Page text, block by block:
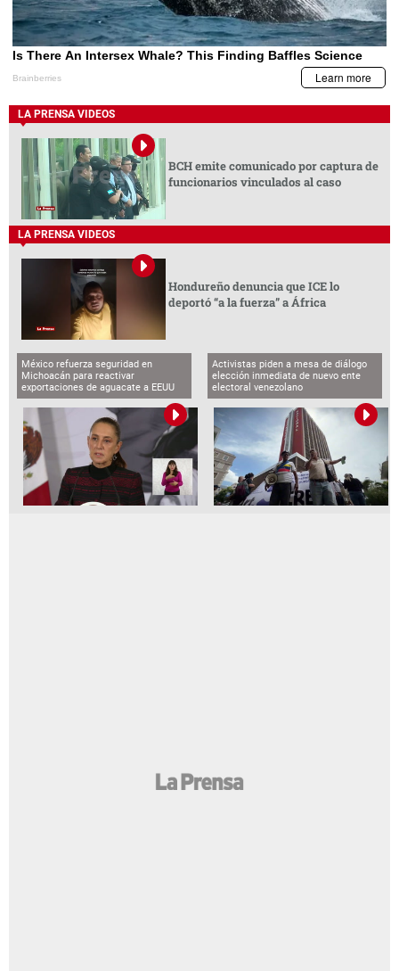
LA PRENSA VIDEOS
BCH emite comunicado por captura de
funcionarios vinculados al caso
LA PRENSA VIDEOS
Hondureño denuncia que ICE lo
deportó “a la fuerza” a África
México refuerza seguridad en
Michoacán para reactivar
exportaciones de aguacate a EEUU
Activistas piden a mesa de diálogo
elección inmediata de nuevo ente
electoral venezolano